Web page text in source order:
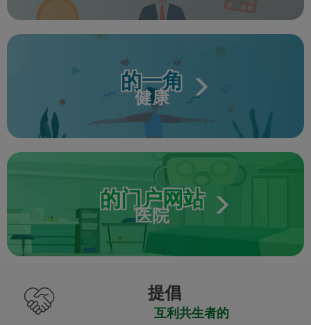
的一角
健康
的门户网站
医院
提倡
互利共生者的